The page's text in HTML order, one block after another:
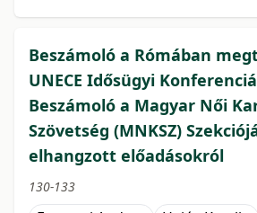
Beszámoló a Rómában
UNECE Idősügyi
Beszámoló a Magyar Női
Szövetség (MNKSZ)
elhangzott előadásokról
130-133